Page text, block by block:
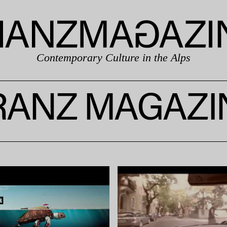
Contemporary Culture in the Alps